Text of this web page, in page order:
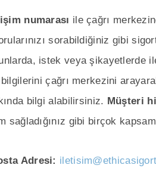
numarası ile çağrı
sorabildiğiniz gibi
istek veya şikayetlerde
çağrı merkezini
bilgi alabilirsiniz. Müşteri
sağladığınız gibi birçok
Adresi: